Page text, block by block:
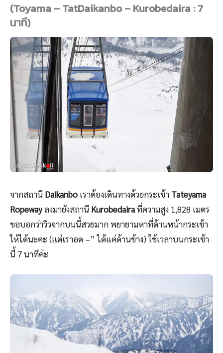
(Toyama – TatDaikanbo – Kurobedaira : 7
นาที)
จากสถานี Daikanbo เราต้องเดินทางด้วยกระเช้า Tateyama
Ropewayลงมายังสถานี Kurobedairaที่ความสูง 1,828 เมตร
ขอบอกว่าวิวจากบนนี้สวยมาก พยายามหาที่ด้านหน้ากระเช้า
ให้ได้นะคะ (แต่เราอด –” ได้แค่ด้านข้าง) ใช้เวลาบนกระเช้า
นี้ 7 นาทีค่ะ